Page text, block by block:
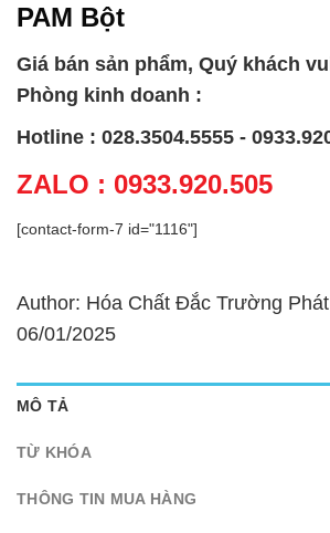
PAM Bột
Giá bán sản phẩm, Quý khách
Phòng kinh doanh :
Hotline : 028.3504.5555 -
ZALO : 0933.920.505
[contact-form-7 id="1116"]
Author: Hóa Chất Đắc Trường
06/01/2025
MÔ TẢ
TỪ KHÓA
THÔNG TIN MUA HÀNG